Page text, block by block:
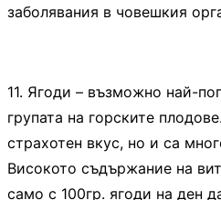
заболявания в човешкия
11. Ягоди – възможно най-
групата на горските
страхотен вкус, но и са
Високото съдържание на
само с 100гр. ягоди на ден